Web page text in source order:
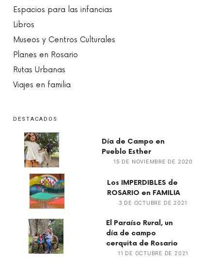
Espacios para las infancias
Libros
Museos y Centros Culturales
Planes en Rosario
Rutas Urbanas
Viajes en familia
DESTACADOS
Día de Campo en
Pueblo Esther
15 DE NOVIEMBRE DE 2020
Los IMPERDIBLES de
ROSARIO en FAMILIA
3 DE OCTUBRE DE 2021
El Paraíso Rural, un
día de campo
cerquita de Rosario
11 DE OCTUBRE DE 2021